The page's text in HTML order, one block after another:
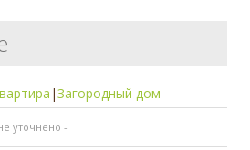
|Загородный дом
уточнено -